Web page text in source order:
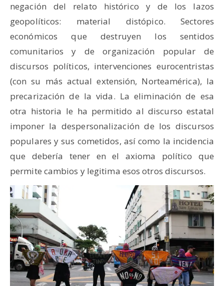
negación del relato histórico y de los lazos
geopolíticos: material distópico. Sectores
económicos que destruyen los sentidos
comunitarios y de organización popular de
discursos políticos, intervenciones eurocentristas
(con su más actual extensión, Norteamérica), la
precarización de la vida. La eliminación de esa
otra historia le ha permitido al discurso estatal
imponer la despersonalización de los discursos
populares y sus cometidos, así como la incidencia
que debería tener en el axioma político que
permite cambios y legitima esos otros discursos.